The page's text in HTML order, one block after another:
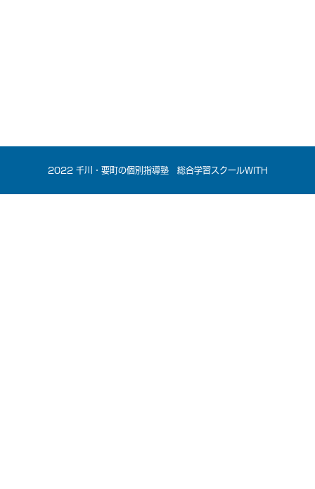
2022 千川・要町の個別指導塾 総合学習スクールWITH